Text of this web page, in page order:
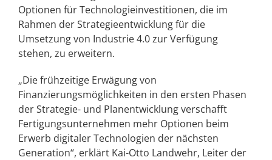
Optionen für Technologieinvestitionen, die im
Rahmen der Strategieentwicklung für die
Umsetzung von Industrie 4.0 zur Verfügung
stehen, zu erweitern.
„Die frühzeitige Erwägung von
Finanzierungsmöglichkeiten in den ersten Phasen
der Strategie- und Planentwicklung verschafft
Fertigungsunternehmen mehr Optionen beim
Erwerb digitaler Technologien der nächsten
Generation“, erklärt Kai-Otto Landwehr, Leiter der